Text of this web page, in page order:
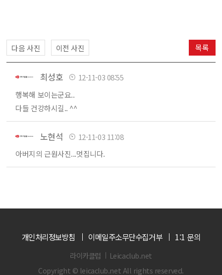
다음 사진 이전 사진 목록
최성호
12-11-03 08:55
행복해 보이는군요..
다들 건강하시길.. ^^
노현석
12-11-03 11:08
아버지의 근원사진...멋집니다.
개인처리정보방침 이메일주소무단수집거부 1:1 문의
라이카클럽
Leicaclub.net
Copyright © leicaclub.net All rights reserved.